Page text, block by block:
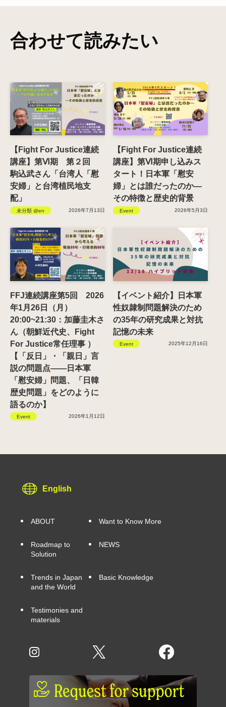
合わせて読みたい
【Fight For Justice連続
講座】第Ⅵ期 第２回
駒込武さん「台湾人「慰
安婦」と台湾植民地支
配」
未分類 @en 2026年7月13日
【Fight For Justice連続
講座】第Ⅵ期申し込みス
タート！日本軍「慰安
婦」とは誰だったのか―
その特徴と歴史的背景
Event 2026年5月3日
FFJ連続講座第5回 2026
年1月26日（月）
20:00~21:30：加藤圭木さ
ん（朝鮮近代史、Fight
For Justice常任理事 ）
【「反日」・「親日」言
説の問題点——日本軍
「慰安婦」問題、「日韓
歴史問題」をどのように
語るのか】
Event 2026年1月12日
【イベント紹介】日本軍
性奴隷制問題解決のため
の35年の研究成果と対抗
記憶の未来
Event 2025年12月16日
English
ABOUT Want to Know More
Roadmap to
Solution
NEWS
Trends in Japan
and the World
Basic Knowledge
Testimonies and
materials